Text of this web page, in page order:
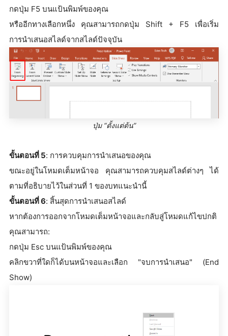
กดปุ่ม F5 บนแป้นพิมพ์ของคุณ
หรืออีกทางเลือกหนึ่ง คุณสามารถกดปุ่ม Shift + F5 เพื่อเริ่ม
การนำเสนอสไลด์จากสไลด์ปัจจุบัน
ปุ่ม “ตั้งแต่ต้น”
ขั้นตอนที่ 5: การควบคุมการนำเสนอของคุณ
ขณะอยู่ในโหมดเต็มหน้าจอ คุณสามารถควบคุมสไลด์ต่างๆ ได้
ตามที่อธิบายไว้ในส่วนที่ 1 ของบทแนะนำนี้
ขั้นตอนที่ 6: สิ้นสุดการนำเสนอสไลด์
หากต้องการออกจากโหมดเต็มหน้าจอและกลับสู่โหมดแก้ไขปกติ
คุณสามารถ:
กดปุ่ม Esc บนแป้นพิมพ์ของคุณ
คลิกขวาที่ใดก็ได้บนหน้าจอและเลือก "จบการนำเสนอ" (End
Show)